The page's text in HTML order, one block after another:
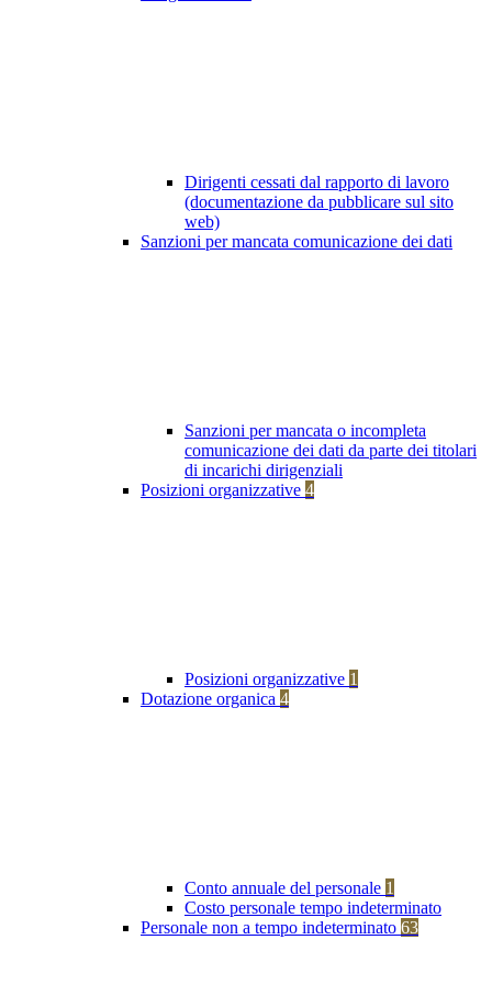
Dirigenti cessati dal rapporto di lavoro
(documentazione da pubblicare sul sito
web)
Sanzioni per mancata comunicazione dei dati
Sanzioni per mancata o incompleta
comunicazione dei dati da parte dei titolari
di incarichi dirigenziali
Posizioni organizzative 4
Posizioni organizzative 1
Dotazione organica 4
Conto annuale del personale 1
Costo personale tempo indeterminato
Personale non a tempo indeterminato 63